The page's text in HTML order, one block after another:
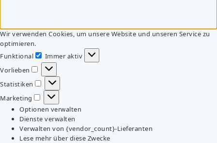
Wir verwenden Cookies, um unsere Website und unseren Service zu
optimieren.
Funktional
Funktional
Immer aktiv
Vorlieben
Vorlieben
Statistiken
Statistiken
Marketing
Marketing
Optionen verwalten
Dienste verwalten
Verwalten von {vendor_count}-Lieferanten
Lese mehr über diese Zwecke